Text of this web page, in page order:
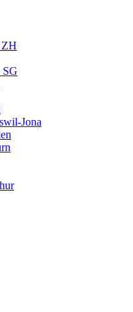
Jona